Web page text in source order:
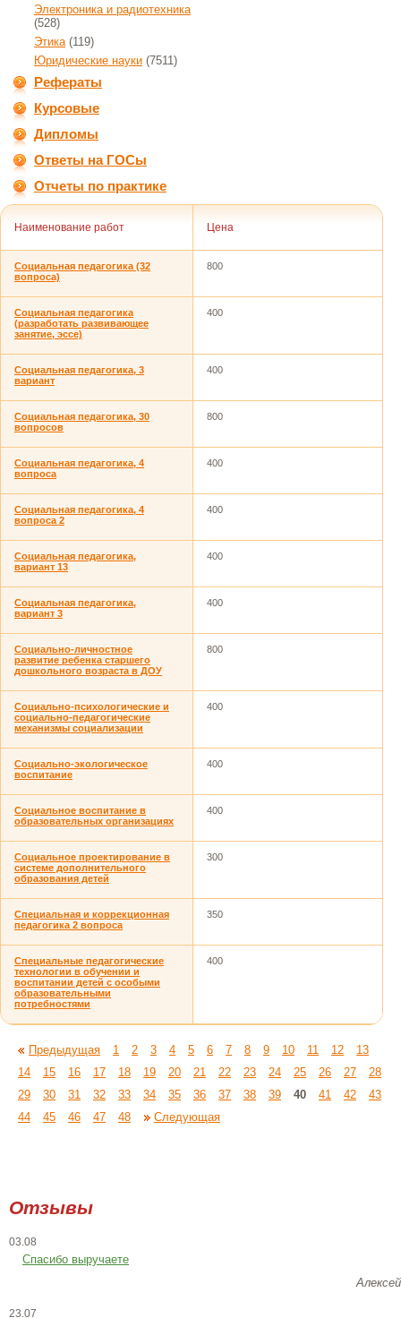
Электроника и радиотехника
(528)
Этика(119)
Юридические науки (7511)
Рефераты
Курсовые
Дипломы
Ответы на ГОСы
Отчеты по практике
Наименование работ Цена
Социальная педагогика (32
вопроса)
800
Социальная педагогика
(разработать развивающее
занятие, эссе)
400
Социальная педагогика, 3
вариант
400
Социальная педагогика, 30
вопросов
800
Социальная педагогика, 4
вопроса
400
Социальная педагогика, 4
вопроса 2
400
Социальная педагогика,
вариант 13
400
Социальная педагогика,
вариант 3
400
Социально-личностное
развитие ребенка старшего
дошкольного возраста в ДОУ
800
Социально-психологические и
социально-педагогические
механизмы социализации
400
Социально-экологическое
воспитание
400
Социальное воспитание в
образовательных организациях
400
Социальное проектирование в
системе дополнительного
образования детей
300
Специальная и коррекционная
педагогика 2 вопроса
350
Специальные педагогические
технологии в обучении и
воспитании детей с особыми
образовательными
потребностями
400
Предыдущая 1 2 3 4 5 6 7 8 9 10 11 12
13
14
15 16 17 18 19 20 21 22 23 24 25 26 27
28
29
30 31 32 33 34 35 36 37 38 39 40 41 42
43
44
45 46 47 48 Следующая
Отзывы
03.08
Спасибо выручаете
Алексей
23.07